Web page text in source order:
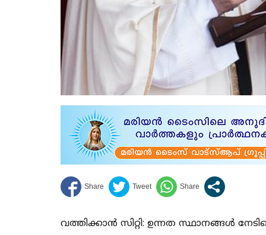
വത്തിക്കാന്‍ സിറ്റി: ഉന്നത സ്ഥാനങ്ങള്‍